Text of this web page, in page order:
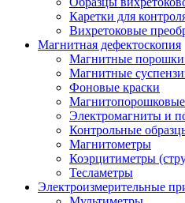
Каретки для
Вихретоковые
Магнитная дефектоскопия
Магнитные порошки
Магнитные
Фоновые краски
Электромагниты и
Контрольные
Магнитометры
Коэрцитиметры
Тесламетры
Электроизмерительные